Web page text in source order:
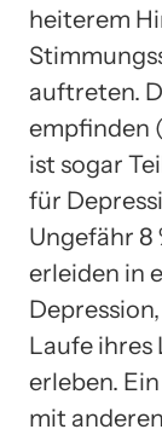
heiterem
auftreten.
empfinden
ist sogar
für
Ungefähr 8
erleiden in
Laufe ihres
erleben.
mit